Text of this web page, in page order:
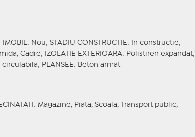
IMOBIL : Nou; STADIU CONSTRUCTIE : In constructie;
Cadre; IZOLATIE EXTERIOARA: Polistiren expandat;
circulabila; PLANSEE : Beton armat
: Magazine, Piata, Scoala, Transport public,